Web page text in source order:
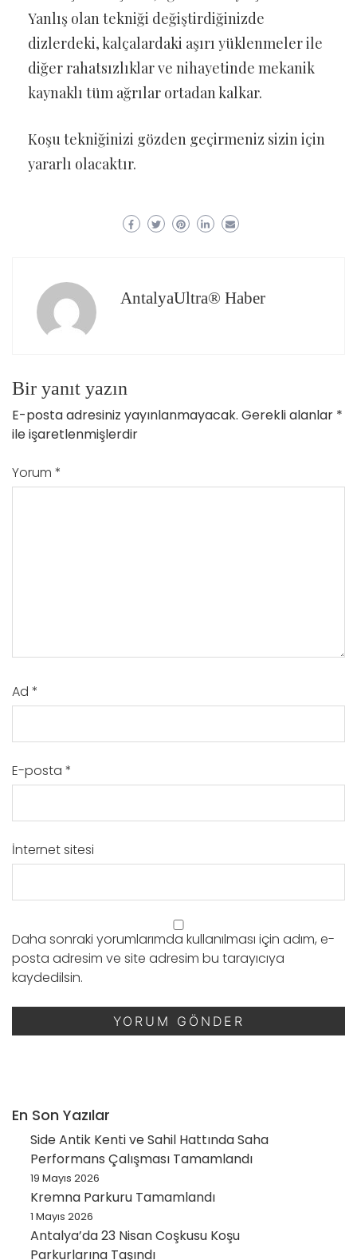
Yanlış olan tekniği değiştirdiğinizde
dizlerdeki, kalçalardaki aşırı yüklenmeler ile
diğer rahatsızlıklar ve nihayetinde mekanik
kaynaklı tüm ağrılar ortadan kalkar.
Koşu tekniğinizi gözden geçirmeniz sizin için
yararlı olacaktır.
AntalyaUltra® Haber
Bir yanıt yazın
E-posta adresiniz yayınlanmayacak. Gerekli alanlar *
ile işaretlenmişlerdir
Yorum *
Ad *
E-posta *
İnternet sitesi
Daha sonraki yorumlarımda kullanılması için adım, e-
posta adresim ve site adresim bu tarayıcıya
kaydedilsin.
En Son Yazılar
Side Antik Kenti ve Sahil Hattında Saha
Performans Çalışması Tamamlandı
19 Mayıs 2026
Kremna Parkuru Tamamlandı
1 Mayıs 2026
Antalya’da 23 Nisan Coşkusu Koşu
Parkurlarına Taşındı